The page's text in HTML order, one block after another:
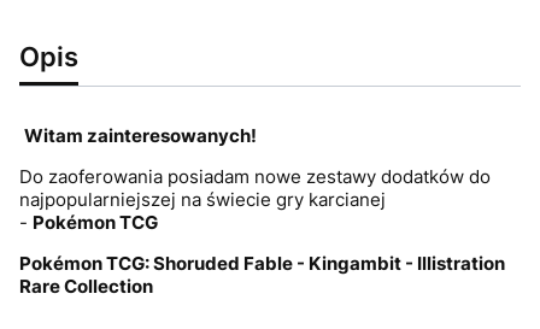
Opis
Witam zainteresowanych!
Do zaoferowania posiadam nowe zestawy dodatków do
najpopularniejszej na świecie gry karcianej
- PokémonTCG
Pokémon TCG: Shoruded Fable - Kingambit - Illistration
Rare Collection